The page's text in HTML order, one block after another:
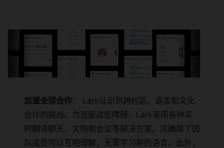
加速全球合作： Lark认识到跨时区、语言和文化
合作的挑战。为克服这些障碍，Lark采用各种实
时翻译聊天、文档和会议等解决方案。这确保了团
队成员可以互相理解，无需学习新的语言。此外，